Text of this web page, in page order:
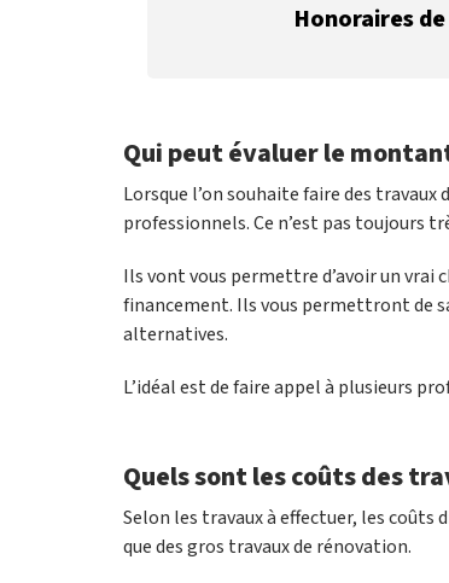
Honoraires
Qui peut évaluer le
Lorsque l’on souhaite faire des travaux
professionnels. Ce n’est pas toujours
Ils vont vous permettre d’avoir un vrai
financement. Ils vous permettront de
alternatives.
L’idéal est de faire appel à plusieurs
Quels sont les coûts des
Selon les travaux à effectuer, les
que des gros travaux de rénovation.